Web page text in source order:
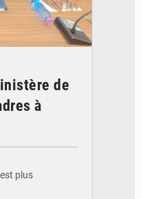
de
à
plus